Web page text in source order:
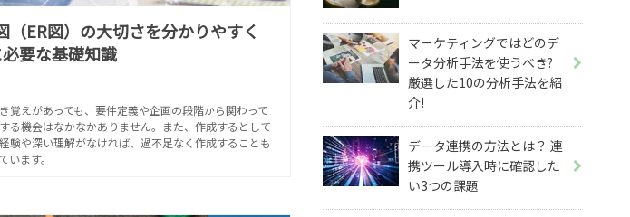
（ER図）の大切さを分かりやすく
要な基礎知識
覚えがあっても、要件定義や企画の段階から関わって
る機会はなかなかありません。また、作成するとして
験や深い理解がなければ、過不足なく作成することも
います。
マーケティングではどのデ
ータ分析手法を使うべき?
厳選した10の分析手法を紹
介!
データ連携の方法とは？ 連
携ツール導入時に確認した
い3つの課題